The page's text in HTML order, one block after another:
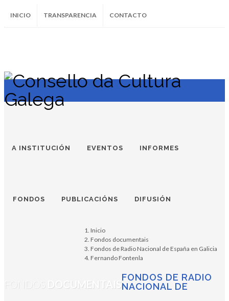
INICIO TRANSPARENCIA CONTACTO
InstagramFacebookTwitter Soundcloud
Youtube
A INSTITUCIÓN EVENTOS INFORMES
FONDOS PUBLICACIÓNS DIFUSIÓN
FONDOS DOCUMENTAIS
FONDOS DE RADIO
NACIONAL DE
Inicio
Fondos documentais
Fondos de Radio Nacional de España en Galicia
Fernando Fontenla